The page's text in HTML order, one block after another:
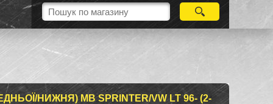
НИЖНЯ) MB SPRINTER/VW LT 96- (2-